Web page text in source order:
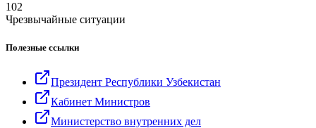
102
Чрезвычайные ситуации
Полезные ссылки
Президент Республики Узбекистан
Кабинет Министров
Министерство внутренних дел